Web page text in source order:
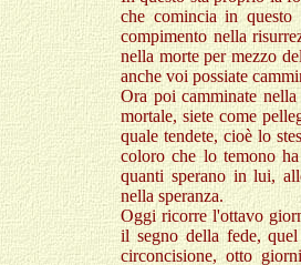
che comincia in
compimento nella
nella morte per mezzo
anche voi possiate
Ora poi camminate
mortale, siete come
quale tendete, cioè lo
coloro che lo temono
quanti sperano in lui,
nella speranza.
Oggi ricorre l'ottavo
il segno della fede,
circoncisione, otto